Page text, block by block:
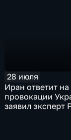
28 июля
Иран ответит на
провокации
заявил эксперт